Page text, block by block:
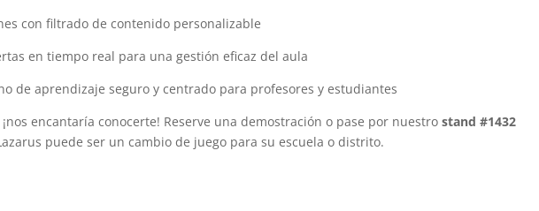
con filtrado de contenido personalizable
en tiempo real para una gestión eficaz del aula
de aprendizaje seguro y centrado para profesores y estudiantes
¡nos encantaría conocerte! Reserve una demostración o pase por nuestrostand #1432
puede ser un cambio de juego para su escuela o distrito.